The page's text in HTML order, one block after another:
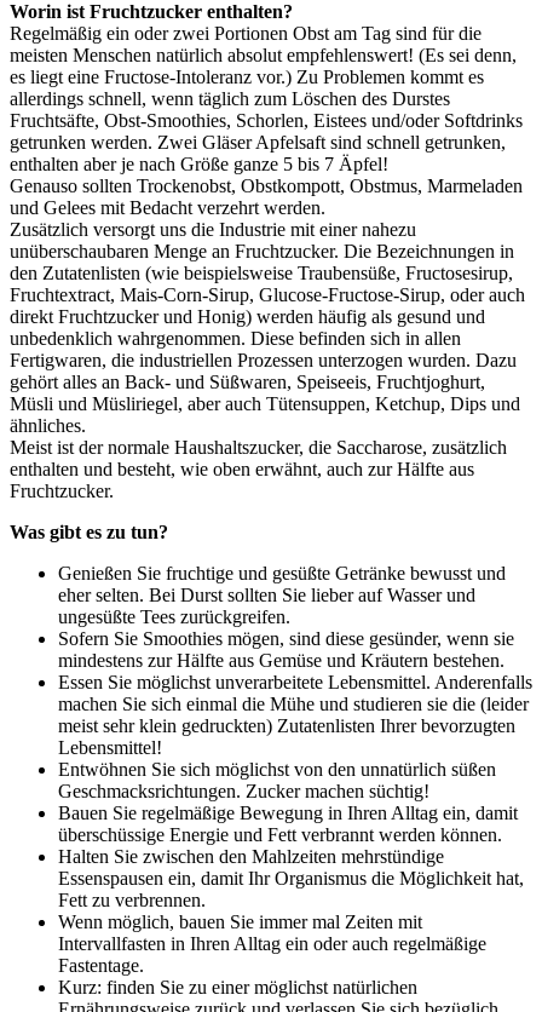
Worin ist Fruchtzucker enthalten?
Regelmäßig ein oder zwei Portionen Obst am Tag sind für die
meisten Menschen natürlich absolut empfehlenswert! (Es sei denn,
es liegt eine Fructose-Intoleranz vor.) Zu Problemen kommt es
allerdings schnell, wenn täglich zum Löschen des Durstes
Fruchtsäfte, Obst-Smoothies, Schorlen, Eistees und/oder Softdrinks
getrunken werden. Zwei Gläser Apfelsaft sind schnell getrunken,
enthalten aber je nach Größe ganze 5 bis 7 Äpfel!
Genauso sollten Trockenobst, Obstkompott, Obstmus, Marmeladen
und Gelees mit Bedacht verzehrt werden.
Zusätzlich versorgt uns die Industrie mit einer nahezu
unüberschaubaren Menge an Fruchtzucker. Die Bezeichnungen in
den Zutatenlisten (wie beispielsweise Traubensüße, Fructosesirup,
Fruchtextract, Mais-Corn-Sirup, Glucose-Fructose-Sirup, oder auch
direkt Fruchtzucker und Honig) werden häufig als gesund und
unbedenklich wahrgenommen. Diese befinden sich in allen
Fertigwaren, die industriellen Prozessen unterzogen wurden. Dazu
gehört alles an Back- und Süßwaren, Speiseeis, Fruchtjoghurt,
Müsli und Müsliriegel, aber auch Tütensuppen, Ketchup, Dips und
ähnliches.
Meist ist der normale Haushaltszucker, die Saccharose, zusätzlich
enthalten und besteht, wie oben erwähnt, auch zur Hälfte aus
Fruchtzucker.
Was gibt es zu tun?
Genießen Sie fruchtige und gesüßte Getränke bewusst und
eher selten. Bei Durst sollten Sie lieber auf Wasser und
ungesüßte Tees zurückgreifen.
Sofern Sie Smoothies mögen, sind diese gesünder, wenn sie
mindestens zur Hälfte aus Gemüse und Kräutern bestehen.
Essen Sie möglichst unverarbeitete Lebensmittel. Anderenfalls
machen Sie sich einmal die Mühe und studieren sie die (leider
meist sehr klein gedruckten) Zutatenlisten Ihrer bevorzugten
Lebensmittel!
Entwöhnen Sie sich möglichst von den unnatürlich süßen
Geschmacksrichtungen. Zucker machen süchtig!
Bauen Sie regelmäßige Bewegung in Ihren Alltag ein, damit
überschüssige Energie und Fett verbrannt werden können.
Halten Sie zwischen den Mahlzeiten mehrstündige
Essenspausen ein, damit Ihr Organismus die Möglichkeit hat,
Fett zu verbrennen.
Wenn möglich, bauen Sie immer mal Zeiten mit
Intervallfasten in Ihren Alltag ein oder auch regelmäßige
Fastentage.
Kurz: finden Sie zu einer möglichst natürlichen